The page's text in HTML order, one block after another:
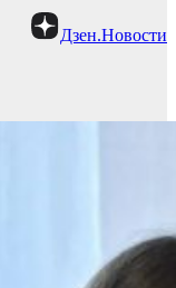
Дзен.Новости